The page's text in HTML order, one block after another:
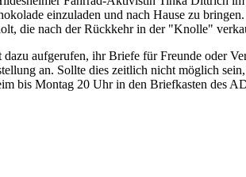
einzuladen und nach Hause zu
die nach der Rückkehr in der "Knolle"
aufgerufen, ihr Briefe für Freunde oder
an. Sollte dies zeitlich nicht möglich
bis Montag 20 Uhr in den Briefkasten des